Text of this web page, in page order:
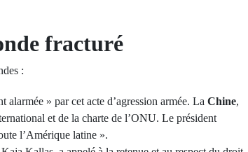
fracturé
:
alarmée » par cet acte d’agression armée. La Chine,
et de la charte de l’ONU. Le président
l’Amérique latine ».